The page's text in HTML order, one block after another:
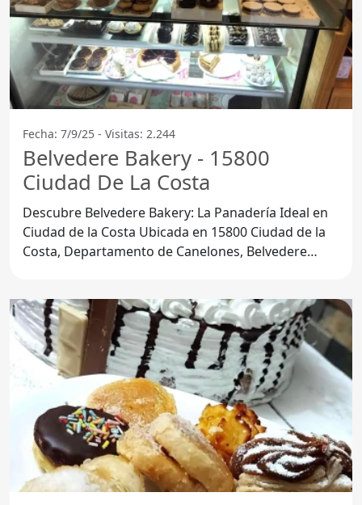
Fecha: 7/9/25 - Visitas: 2.244
Belvedere Bakery - 15800
Ciudad De La Costa
Descubre Belvedere Bakery: La Panadería Ideal en
Ciudad de la Costa Ubicada en 15800 Ciudad de la
Costa, Departamento de Canelones, Belvedere